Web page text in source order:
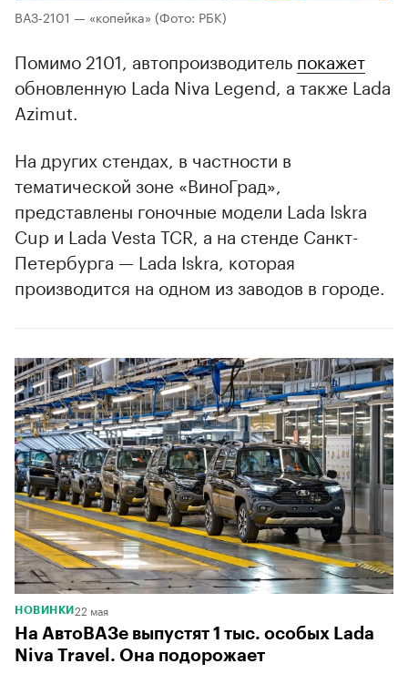
ВАЗ-2101 — «копейка» (Фото: РБК)
Помимо 2101, автопроизводитель покажет
обновленную Lada Niva Legend, а также Lada
Azimut.
На других стендах, в частности в
тематической зоне «ВиноГрад»,
представлены гоночные модели Lada Iskra
Cup и Lada Vesta TCR, а на стенде Санкт-
Петербурга — Lada Iskra, которая
производится на одном из заводов в городе.
НОВИНКИ 22 мая
На АвтоВАЗе выпустят 1 тыс. особых Lada
Niva Travel. Она подорожает